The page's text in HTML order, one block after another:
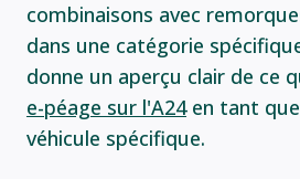
combinaisons avec
dans une catégorie
donne un aperçu clair de ce
e-péage sur l'A24en tant
véhicule spécifique.